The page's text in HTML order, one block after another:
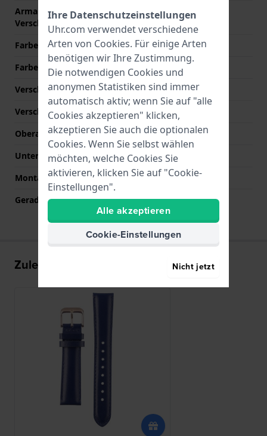
Armandbreite am
Verschluß
16 mm
Farbe des Armbands
Blau
Farbe der Naht
Blau
Verschlusstyp
Dornschließe
Verschlussfarbe
Rosé gold
Oberarmbandlänge (mm)
70 mm
Unterarmbandlänge (mm)
110 mm
Montagetyp
Druckstifte
Gerade Bandhalterung
Ja
Zuletzt angesehen
Ihre Datenschutzeinstellungen
Uhr.com verwendet verschiedene
Arten von Cookies. Für einige Arten
benötigen wir Ihre Zustimmung.
Die notwendigen Cookies und
anonymen Statistiken sind immer
automatisch aktiv; wenn Sie auf "alle
Cookies akzeptieren" klicken,
akzeptieren Sie auch die optionalen
Cookies. Wenn Sie selbst wählen
möchten, welche Cookies Sie
aktivieren, klicken Sie auf "Cookie-
Einstellungen".
Alle akzeptieren
Cookie-Einstellungen
Nicht jetzt